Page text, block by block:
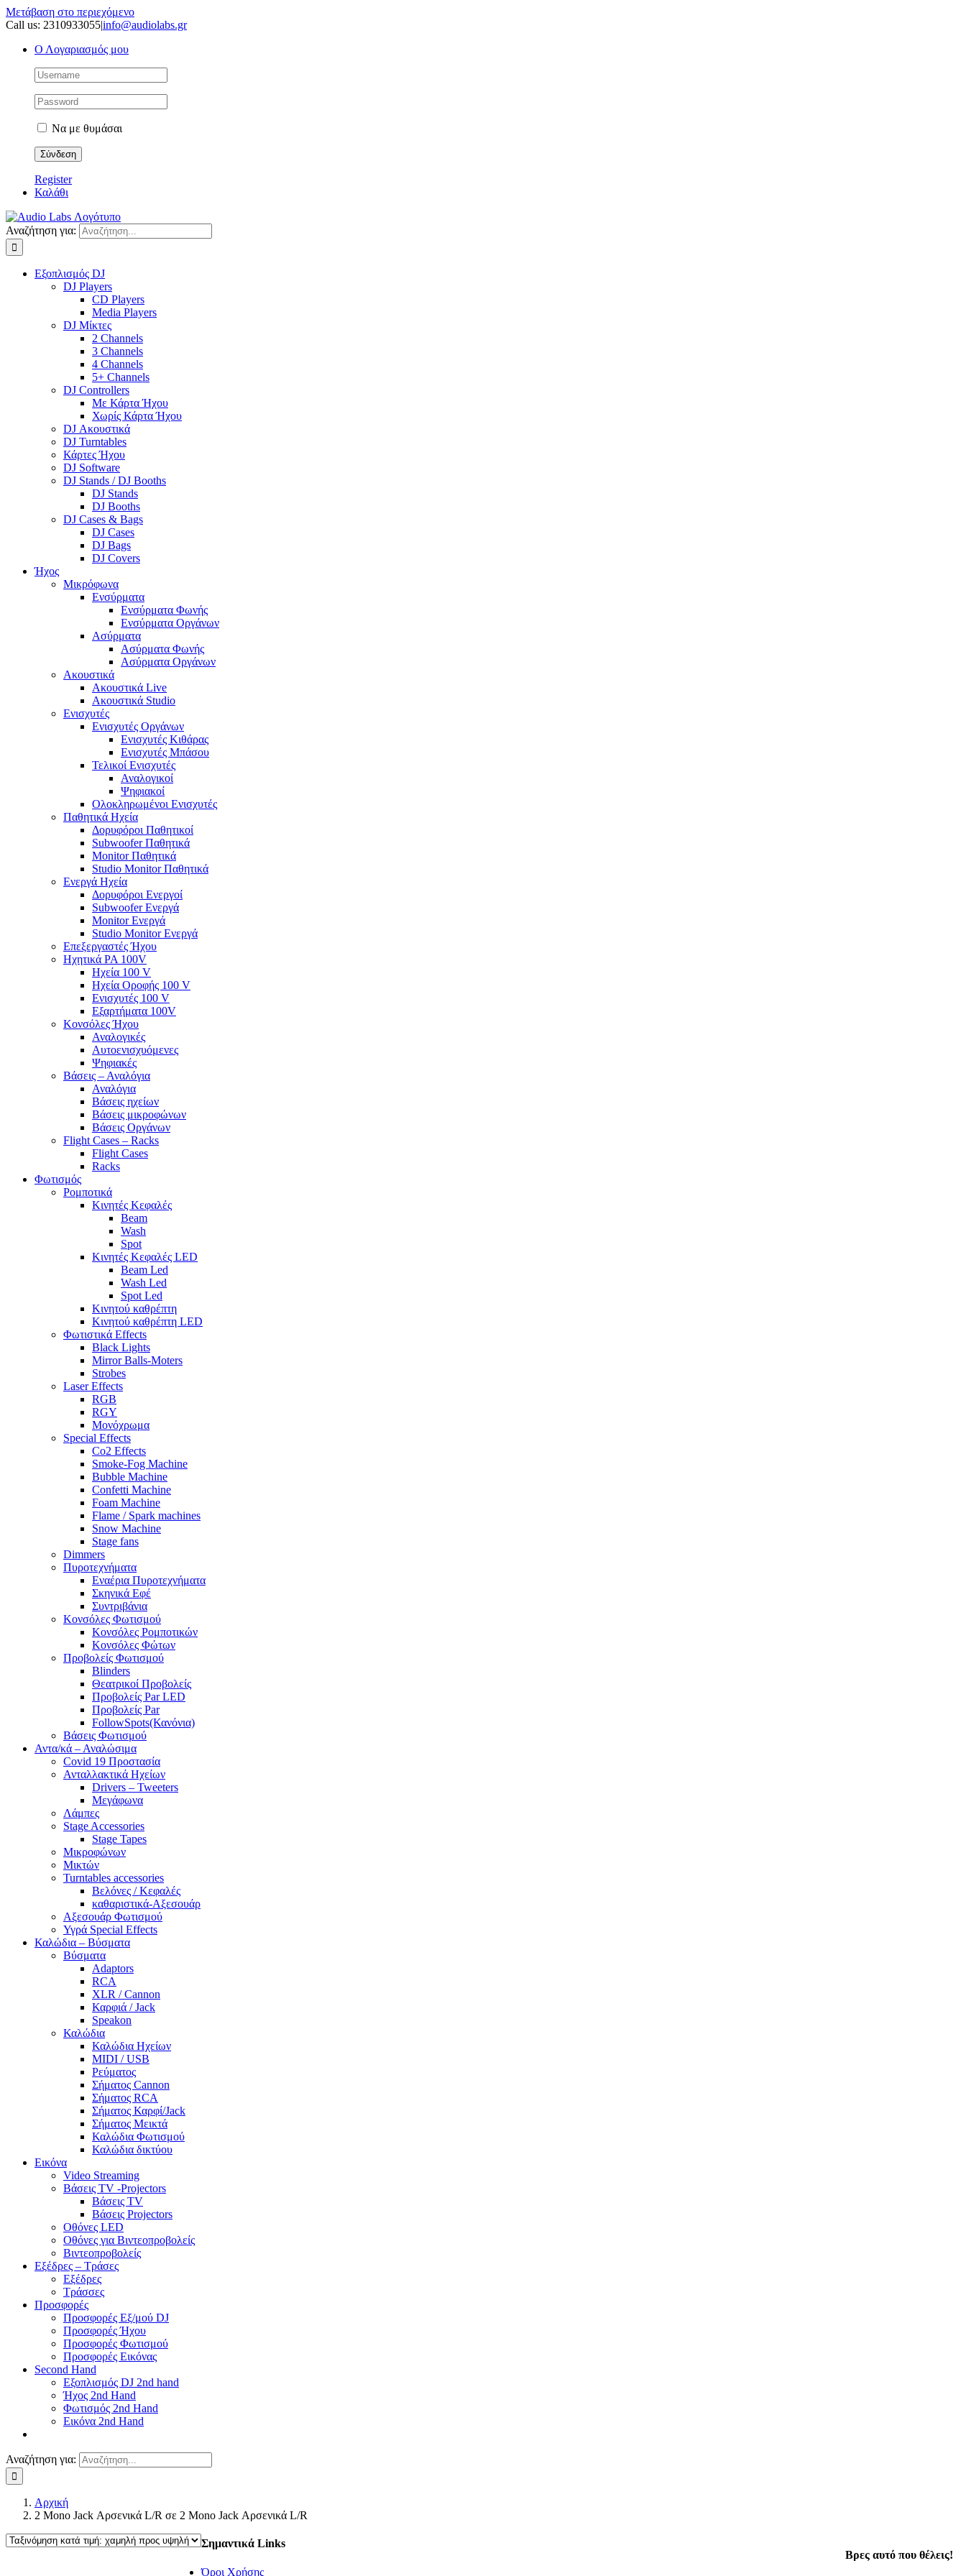
Μετάβαση στο περιεχόμενο
Call us: 2310933055|info@audiolabs.gr
Ο Λογαριασμός μου
Να με θυμάσαι
Register
Καλάθι
Αναζήτηση για:
Εξοπλισμός DJ
DJ Players
CD Players
Media Players
DJ Μίκτες
2 Channels
3 Channels
4 Channels
5+ Channels
DJ Controllers
Με Κάρτα Ήχου
Χωρίς Κάρτα Ήχου
DJ Ακουστικά
DJ Turntables
Κάρτες Ήχου
DJ Software
DJ Stands / DJ Booths
DJ Stands
DJ Booths
DJ Cases & Bags
DJ Cases
DJ Bags
DJ Covers
Ήχος
Μικρόφωνα
Ενσύρματα
Ενσύρματα Φωνής
Ενσύρματα Οργάνων
Ασύρματα
Ασύρματα Φωνής
Ασύρματα Οργάνων
Ακουστικά
Ακουστικά Live
Ακουστικά Studio
Ενισχυτές
Ενισχυτές Οργάνων
Ενισχυτές Κιθάρας
Ενισχυτές Μπάσου
Τελικοί Ενισχυτές
Αναλογικοί
Ψηφιακοί
Ολοκληρωμένοι Ενισχυτές
Παθητικά Ηχεία
Δορυφόροι Παθητικοί
Subwoofer Παθητικά
Monitor Παθητικά
Studio Monitor Παθητικά
Ενεργά Ηχεία
Δορυφόροι Ενεργοί
Subwoofer Ενεργά
Monitor Ενεργά
Studio Monitor Ενεργά
Επεξεργαστές Ήχου
Ηχητικά PA 100V
Ηχεία 100 V
Ηχεία Οροφής 100 V
Ενισχυτές 100 V
Εξαρτήματα 100V
Κονσόλες Ήχου
Αναλογικές
Αυτοενισχυόμενες
Ψηφιακές
Βάσεις – Αναλόγια
Αναλόγια
Βάσεις ηχείων
Βάσεις μικροφώνων
Βάσεις Οργάνων
Flight Cases – Racks
Flight Cases
Racks
Φωτισμός
Ρομποτικά
Κινητές Κεφαλές
Beam
Wash
Spot
Κινητές Κεφαλές LED
Beam Led
Wash Led
Spot Led
Κινητού καθρέπτη
Κινητού καθρέπτη LED
Φωτιστικά Effects
Black Lights
Mirror Balls-Moters
Strobes
Laser Effects
RGB
RGY
Μονόχρωμα
Special Effects
Co2 Effects
Smoke-Fog Machine
Bubble Machine
Confetti Machine
Foam Machine
Flame / Spark machines
Snow Machine
Stage fans
Dimmers
Πυροτεχνήματα
Εναέρια Πυροτεχνήματα
Σκηνικά Εφέ
Συντριβάνια
Κονσόλες Φωτισμού
Κονσόλες Ρομποτικών
Κονσόλες Φώτων
Προβολείς Φωτισμού
Blinders
Θεατρικοί Προβολείς
Προβολείς Par LED
Προβολείς Par
FollowSpots(Κανόνια)
Βάσεις Φωτισμού
Αντα/κά – Αναλώσιμα
Covid 19 Προστασία
Ανταλλακτικά Ηχείων
Drivers – Tweeters
Μεγάφωνα
Λάμπες
Stage Accessories
Stage Tapes
Μικροφώνων
Μικτών
Turntables accessories
Βελόνες / Κεφαλές
καθαριστικά-Αξεσουάρ
Αξεσουάρ Φωτισμού
Υγρά Special Effects
Καλώδια – Βύσματα
Βύσματα
Adaptors
RCA
XLR / Cannon
Καρφιά / Jack
Speakon
Καλώδια
Καλώδια Ηχείων
MIDI / USB
Ρεύματος
Σήματος Cannon
Σήματος RCA
Σήματος Καρφί/Jack
Σήματος Μεικτά
Καλώδια Φωτισμού
Καλώδια δικτύου
Εικόνα
Video Streaming
Βάσεις TV -Projectors
Βάσεις TV
Βάσεις Projectors
Οθόνες LED
Οθόνες για Βιντεοπροβολείς
Βιντεοπροβολείς
Εξέδρες – Τράσες
Εξέδρες
Τράσσες
Προσφορές
Προσφορές Εξ/μού DJ
Προσφορές Ήχου
Προσφορές Φωτισμού
Προσφορές Εικόνας
Second Hand
Εξοπλισμός DJ 2nd hand
Ήχος 2nd Hand
Φωτισμός 2nd Hand
Εικόνα 2nd Hand
Αναζήτηση για:
Αρχική
2 Μono Jack Αρσενικά L/R σε 2 Mono Jack Αρσενικά L/R
Βρες αυτό που θέλεις!
Σημαντικά Links
Όροι Χρήσης